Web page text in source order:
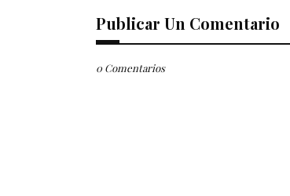
Publicar Un Comentario
0 Comentarios